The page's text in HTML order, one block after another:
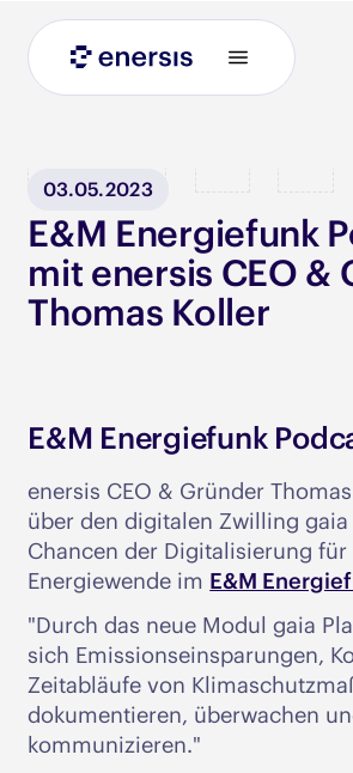
Blog
03.05.2023
E&M Energiefunk
mit enersis CEO &
Thomas Koller
E&M Energiefunk
enersis CEO & Gründer
über den digitalen Zwilling
Chancen der Digitalisierung für
Energiewende im E&M
"Durch das neue Modul gaia
sich Emissionseinsparungen,
Zeitabläufe von
dokumentieren, überwachen
kommunizieren."